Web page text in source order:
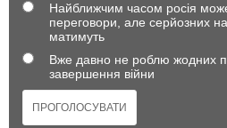
Найближчим часом росія
переговори, але серйозних
матимуть
Вже давно не роблю жодних
завершення війни